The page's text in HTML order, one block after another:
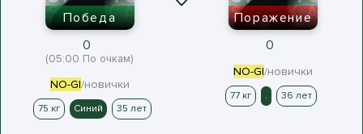
Победа
0
(05:00 По очкам)
NO-GI/новички
75 кг Синий 35 лет
Поражение
0
NO-GI/новички
77 кг . 36 лет